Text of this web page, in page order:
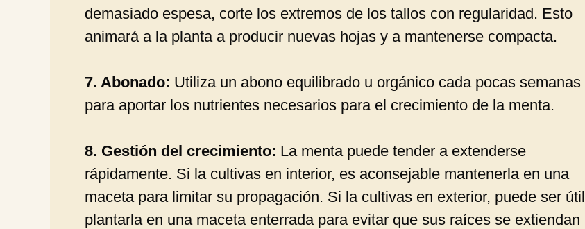
demasiado espesa, corte los extremos de los tallos con regularidad. Esto
animará a la planta a producir nuevas hojas y a mantenerse compacta.
7. Abonado: Utiliza un abono equilibrado u orgánico cada pocas semanas
para aportar los nutrientes necesarios para el crecimiento de la menta.
8. Gestión del crecimiento: La menta puede tender a extenderse
rápidamente. Si la cultivas en interior, es aconsejable mantenerla en una
maceta para limitar su propagación. Si la cultivas en exterior, puede ser útil
plantarla en una maceta enterrada para evitar que sus raíces se extiendan